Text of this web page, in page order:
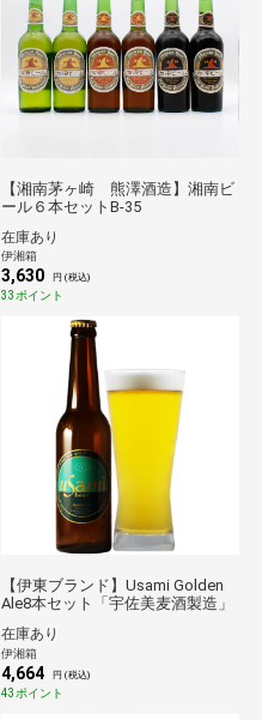
【湘南茅ヶ崎 熊澤酒造】湘南ビ
ール６本セットB-35
在庫あり
伊湘箱
3,630 円 (税込)
33ポイント
【伊東ブランド】Usami Golden
Ale8本セット「宇佐美麦酒製造」
在庫あり
伊湘箱
4,664 円 (税込)
43ポイント